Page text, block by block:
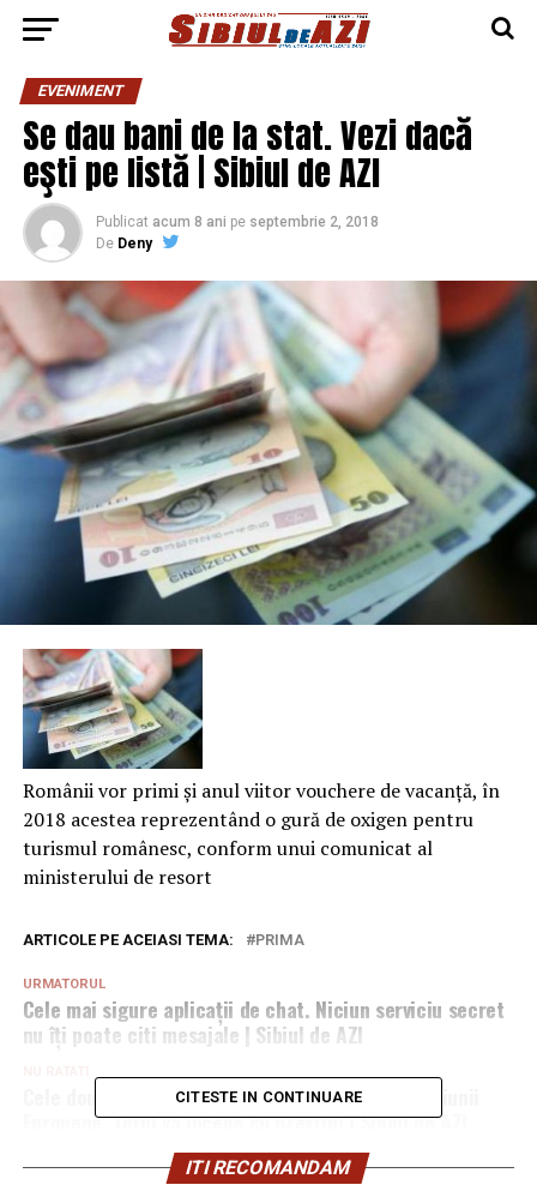
EVENIMENT
Se dau bani de la stat. Vezi dacă
eşti pe listă | Sibiul de AZI
Publicat acum 8 ani pe septembrie 2, 2018
De Deny
Românii vor primi şi anul viitor vouchere de vacanţă, în
2018 acestea reprezentând o gură de oxigen pentru
turismul românesc, conform unui comunicat al
ministerului de resort
ARTICOLE PE ACEIASI TEMA: PRIMA
URMATORUL
Cele mai sigure aplicaţii de chat. Niciun serviciu secret
nu îţi poate citi mesajale | Sibiul de AZI
Cele două ţări care vor duce la dezintegrarea Uniunii
Europene. Totul va începe cu Brexitul | Sibiul de AZI
CITESTE IN CONTINUARE
ITI RECOMANDAM